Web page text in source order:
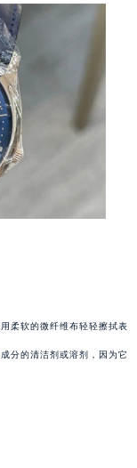
柔软的微纤维布轻轻擦拭表
分的清洁剂或溶剂，因为它